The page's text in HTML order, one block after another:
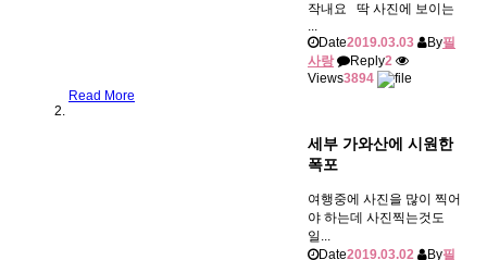
작내요 딱 사진에 보이는
...
Date2019.03.03 By필
사랑
Reply2
Views3894
Read More
세부 가와산에 시원한
폭포
여행중에 사진을 많이 찍어
야 하는데 사진찍는것도
일...
Date2019.03.02 By필